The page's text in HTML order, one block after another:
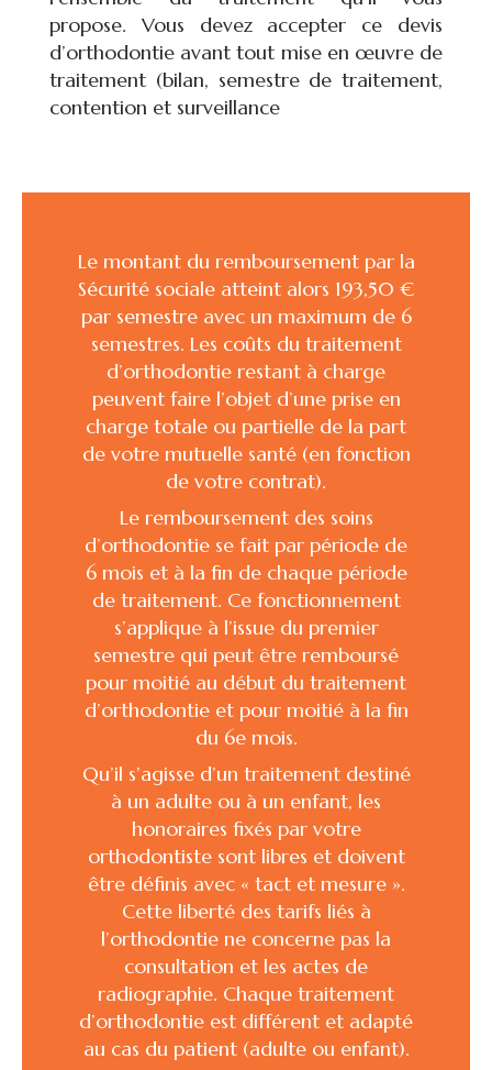
propose. Vous devez accepter ce devis
d’orthodontie avant tout mise en œuvre de
traitement (bilan, semestre de traitement,
contention et surveillance
Le montant du remboursement par la
Sécurité sociale atteint alors 193,50 €
par semestre avec un maximum de 6
semestres. Les coûts du traitement
d’orthodontie restant à charge
peuvent faire l’objet d’une prise en
charge totale ou partielle de la part
de votre mutuelle santé (en fonction
de votre contrat).
Le remboursement des soins
d’orthodontie se fait par période de
6 mois et à la fin de chaque période
de traitement. Ce fonctionnement
s’applique à l’issue du premier
semestre qui peut être remboursé
pour moitié au début du traitement
d’orthodontie et pour moitié à la fin
du 6e mois.
Qu’il s’agisse d’un traitement destiné
à un adulte ou à un enfant, les
honoraires fixés par votre
orthodontiste sont libres et doivent
être définis avec « tact et mesure ».
Cette liberté des tarifs liés à
l’orthodontie ne concerne pas la
consultation et les actes de
radiographie. Chaque traitement
d’orthodontie est différent et adapté
au cas du patient (adulte ou enfant).